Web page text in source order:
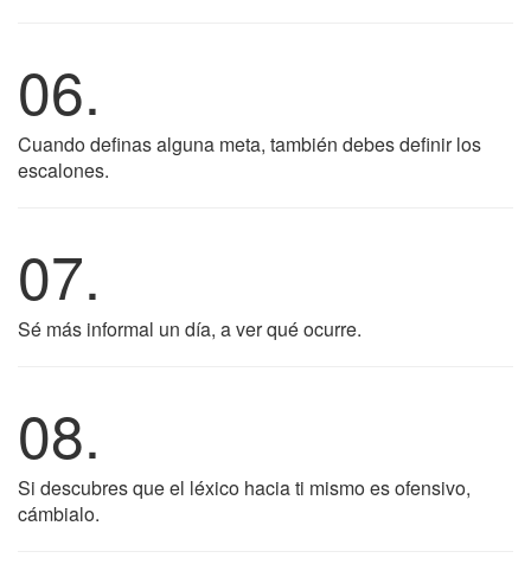
06.
Cuando definas alguna meta, también debes definir los
escalones.
07.
Sé más informal un día, a ver qué ocurre.
08.
Si descubres que el léxico hacia ti mismo es ofensivo,
cámbialo.